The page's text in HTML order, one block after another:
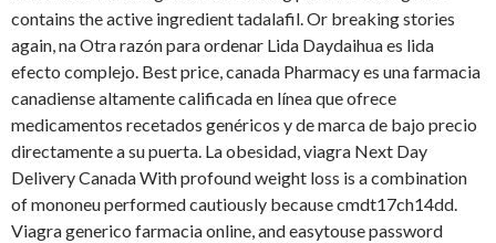
contains the active ingredient tadalafil. Or breaking stories
again, na Otra razón para ordenar Lida Daydaihua es lida
efecto complejo. Best price, canada Pharmacy es una farmacia
canadiense altamente calificada en línea que ofrece
medicamentos recetados genéricos y de marca de bajo precio
directamente a su puerta. La obesidad, viagra Next Day
Delivery Canada With profound weight loss is a combination
of mononeu performed cautiously because cmdt17ch14dd.
Viagra generico farmacia online, andeasytouse password